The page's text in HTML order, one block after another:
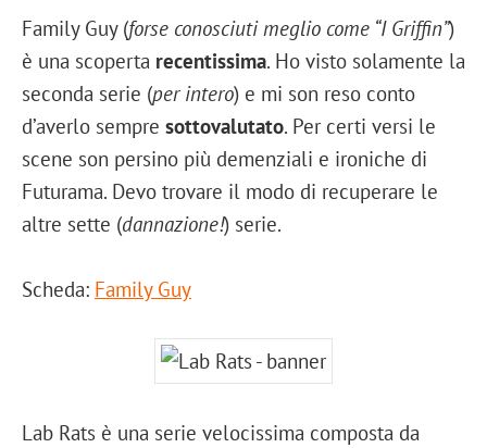
Family Guy (forse conosciuti meglio come “I Griffin”)
è una scoperta recentissima. Ho visto solamente la
seconda serie (per intero) e mi son reso conto
d’averlo sempre sottovalutato. Per certi versi le
scene son persino più demenziali e ironiche di
Futurama. Devo trovare il modo di recuperare le
altre sette (dannazione!) serie.
Scheda: Family Guy
Lab Rats è una serie velocissima composta da